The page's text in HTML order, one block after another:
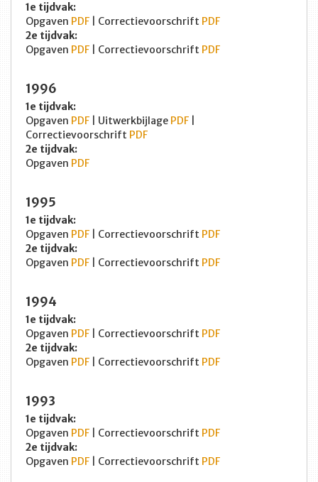
1e tijdvak:
Opgaven PDF | Correctievoorschrift PDF
2e tijdvak:
Opgaven PDF | Correctievoorschrift PDF
1996
1e tijdvak:
Opgaven PDF | Uitwerkbijlage PDF
Correctievoorschrift PDF
2e tijdvak:
Opgaven PDF
1995
1e tijdvak:
Opgaven PDF | Correctievoorschrift PDF
2e tijdvak:
Opgaven PDF | Correctievoorschrift PDF
1994
1e tijdvak:
Opgaven PDF | Correctievoorschrift PDF
2e tijdvak:
Opgaven PDF | Correctievoorschrift PDF
1993
1e tijdvak:
Opgaven PDF | Correctievoorschrift PDF
2e tijdvak:
Opgaven PDF | Correctievoorschrift PDF